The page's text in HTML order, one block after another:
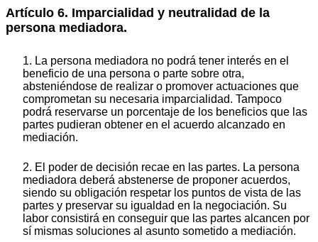
Artículo 6. Imparcialidad y neutralidad de la
persona mediadora.
1. La persona mediadora no podrá tener interés en el
beneficio de una persona o parte sobre otra,
absteniéndose de realizar o promover actuaciones que
comprometan su necesaria imparcialidad. Tampoco
podrá reservarse un porcentaje de los beneficios que las
partes pudieran obtener en el acuerdo alcanzado en
mediación.
2. El poder de decisión recae en las partes. La persona
mediadora deberá abstenerse de proponer acuerdos,
siendo su obligación respetar los puntos de vista de las
partes y preservar su igualdad en la negociación. Su
labor consistirá en conseguir que las partes alcancen por
sí mismas soluciones al asunto sometido a mediación.